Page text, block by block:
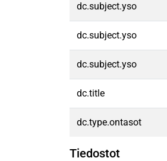
dc.subject.yso
dc.subject.yso
dc.subject.yso
dc.title
dc.type.ontasot
Tiedostot